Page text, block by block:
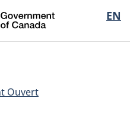
Passer
au
contenu
Passer
à
« Au
Passer
à
la
EN
of
Ouvert